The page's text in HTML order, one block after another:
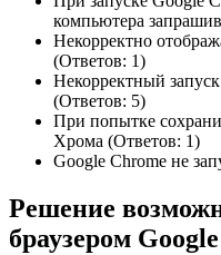
компьютера
Некорректно
(Ответов: 1)
Некорректный
(Ответов: 5)
При попытке
Хрома (Ответов: 1)
Google Chrome не
Решение
браузером